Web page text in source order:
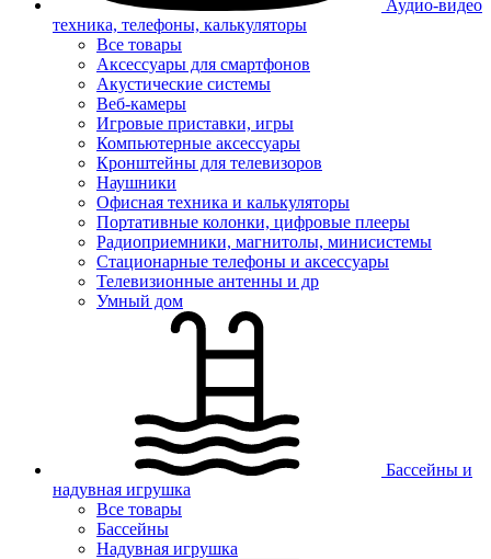
Аудио-видео
техника, телефоны, калькуляторы
Все товары
Аксессуары для смартфонов
Акустические системы
Веб-камеры
Игровые приставки, игры
Компьютерные аксессуары
Кронштейны для телевизоров
Наушники
Офисная техника и калькуляторы
Портативные колонки, цифровые плееры
Радиоприемники, магнитолы, минисистемы
Стационарные телефоны и аксессуары
Телевизионные антенны и др
Умный дом
Бассейны и
надувная игрушка
Все товары
Бассейны
Надувная игрушка